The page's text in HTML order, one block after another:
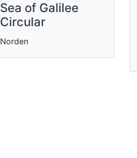
Sea of Galilee
Circular
Norden